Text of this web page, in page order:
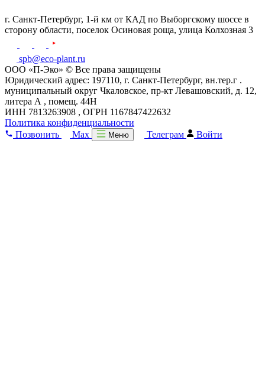
г. Санкт-Петербург, 1-й км от КАД по Выборгскому шоссе в
сторону области, поселок Осиновая роща, улица Колхозная 3
spb@eco-plant.ru
ООО «П-Эко» © Все права защищены
Юридический адрес: 197110, г. Санкт-Петербург, вн.тер.г .
муниципальный округ Чкаловское, пр-кт Левашовский, д. 12,
литера А , помещ. 44Н
ИНН 7813263908 , ОГРН 1167847422632
Политика конфиденциальности
Позвонить
Max Меню Телеграм Войти